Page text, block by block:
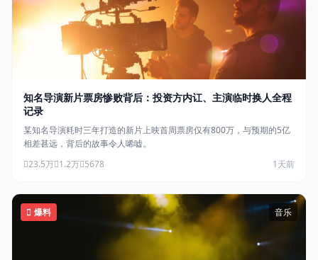
知名导演新片票房惨败背后：投资方内讧、主演临时换人全程
记录
某知名导演耗时三年打造的新片上映首周票房仅有800万，与预期的5亿
相差甚远，背后的故事令人唏嘘。
23.5万 1.2万 5678 1天前
爆料 音乐